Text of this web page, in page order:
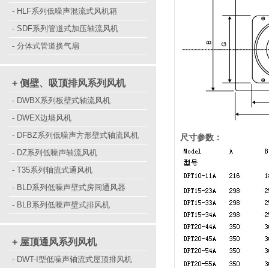
- HLF系列低噪声混流式风机箱
- SDF系列管道式加压轴流风机
- 分体式管道换气扇
+ 侧壁、吸顶排风系列风机
- DWBX系列板壁式轴流风机
- DWEX边墙风机
- DFBZ系列低噪声方形壁式轴流风机
- DZ系列低噪声轴流风机
- T35系列轴流式通风机
- BLD系列低噪声壁式房间通风器
- BLB系列低噪声壁式排风机
+ 屋顶通风系列风机
- DWT-I型低噪声轴流式屋顶排风机
尺寸参数：